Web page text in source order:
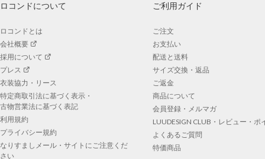
ロコンドについて
ロコンドとは
会社概要
採用について
プレス
衣装協力・リース
特定商取引法に基づく表示・
古物営業法に基づく表記
利用規約
プライバシー規約
なりすましメール・サイトにご注意くだ
さい
ご利用ガイド
ご注文
お支払い
配送と送料
サイズ交換・返品
ご返金
商品について
会員登録・メルマガ
LUUDESIGN CLUB・レビュー・ポ
よくあるご質問
特価商品